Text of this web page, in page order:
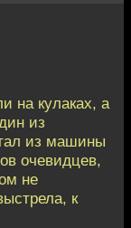
на кулаках, а
из
из машины
очевидцев,
не
к